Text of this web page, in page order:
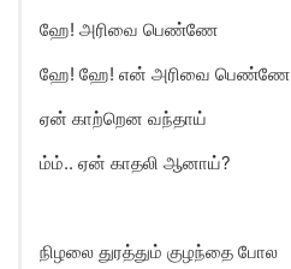
ஹே! அரிவை பெண்ணே
ஹே! ஹே! என் அரிவை பெண்ணே
ஏன் காற்றென வந்தாய்
ம்ம்.. ஏன் காதலி ஆனாய்?
நிழலை துரத்தும் குழந்தை போல